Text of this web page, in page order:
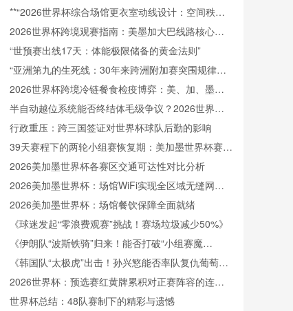
形裁判”
**“2026世界杯综合场馆更衣室动线设计：空间秩序
重塑与运行效能提升策略”**
2026世界杯跨境观赛指南：美墨加大巴线路核心要
点解析
“世预赛出线17天：体能极限储备的黄金法则”
“亚洲第九的生死线：30年来跨洲附加赛突围规律与
北美世界杯前景”
2026世界杯跨境冷链餐食检疫博弈：美、加、墨三
国标准体系角力
半自动越位系统能否终结体毛级争议？2026世界杯
技术前瞻
行政重压：跨三国签证对世界杯球队后勤的影响
39天赛程下的两轮小组赛恢复期：美加墨世界杯赛程
节奏的深度剖析
2026美加墨世界杯各赛区交通可达性对比分析
2026美加墨世界杯：场馆WiFi实现全区域无缝网络
覆盖
2026美加墨世界杯：场馆餐饮保障全面就绪
《球迷发起“零浪费观赛”挑战！赛场垃圾减少50%》
《伊朗队“波斯铁骑”归来！能否打破“小组赛魔
咒”？》
《韩国队“太极虎”出击！孙兴慜能否率队复仇葡萄
牙？》
2026世界杯：预选赛红黄牌累积对正赛阵容的连锁
影响深度解析
世界杯总结：48队赛制下的精彩与遗憾